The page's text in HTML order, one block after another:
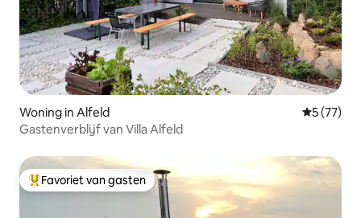
Woning in Alfeld
5 (77)
Gastenverblijf van Villa Alfeld
Topfavoriet van gasten
Favoriet van gasten